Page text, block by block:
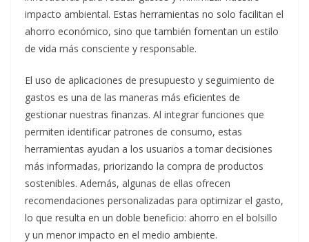
impacto ambiental. Estas herramientas no solo facilitan el
ahorro económico, sino que también fomentan un estilo
de vida más consciente y responsable.
El uso de aplicaciones de presupuesto y seguimiento de
gastos es una de las maneras más eficientes de
gestionar nuestras finanzas. Al integrar funciones que
permiten identificar patrones de consumo, estas
herramientas ayudan a los usuarios a tomar decisiones
más informadas, priorizando la compra de productos
sostenibles. Además, algunas de ellas ofrecen
recomendaciones personalizadas para optimizar el gasto,
lo que resulta en un doble beneficio: ahorro en el bolsillo
y un menor impacto en el medio ambiente.